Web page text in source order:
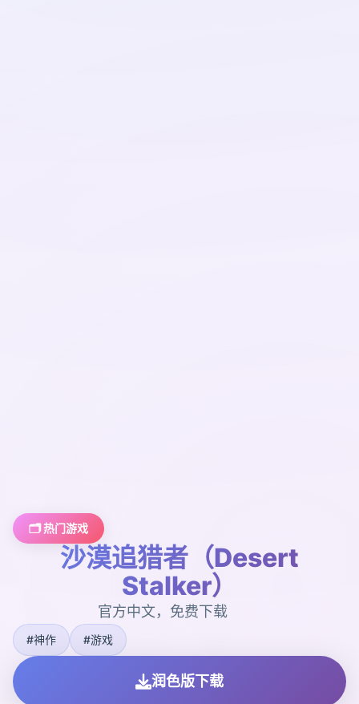
🗂️ 热门游戏
沙漠追猎者（Desert
Stalker）
官方中文，免费下载
#神作 #游戏
润色版下载